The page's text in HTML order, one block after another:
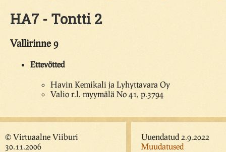
HA7 - Tontti 2
Vallirinne 9
Ettevötted
Havin Kemikali ja Lyhyttavara Oy
Valio r.l. myymälä No 41, p.3794
© Virtuaalne Viiburi
30.11.2006
Uuendatud 2.9.2022
Muudatused